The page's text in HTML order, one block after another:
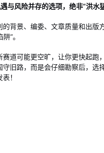
与风险并存的选项，绝非“洪水
的背景、编委、文章质量和出版
”。
道可能更空旷，让你更快起跑
旧路，而是会仔细勘察后，选
！